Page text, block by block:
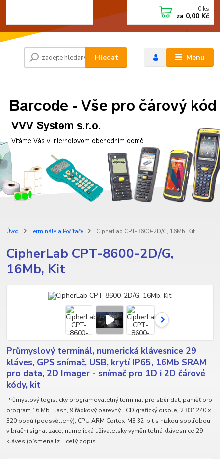
Menu
Hledat
0 ks
za 0,00 Kč
Úvod Terminály a Počítače CipherLab CPT-8600-2D/G, 16Mb, Kit
CipherLab CPT-8600-2D/G,
16Mb, Kit
Průmyslový terminál, numerická klávesnice 29
kláves, GPS snímač, USB, krytí IP65, 16Mb SRAM
pro data, 2D Imager - snímač pro 1D i 2D čárové
kódy, kit
Průmyslový logistický programovatelný terminál pro sběr dat, paměť pro
program 16 Mb Flash, 9 řádkový barevný LCD grafický displej 2.83" 240 x
320 bodů (podsvětlený), CPU ARM Cortex-M3 32-bit s nízkou spotřebou,
vibrační signalizace, numerická uživatelsky vyměnitelná klávesnice 29
kláves (písmena lz... celý popis